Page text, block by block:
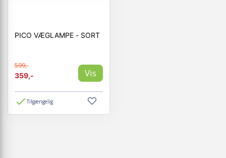
PICO VÆGLAMPE - SORT
599,-
359,-
Vis
Tilgængelig